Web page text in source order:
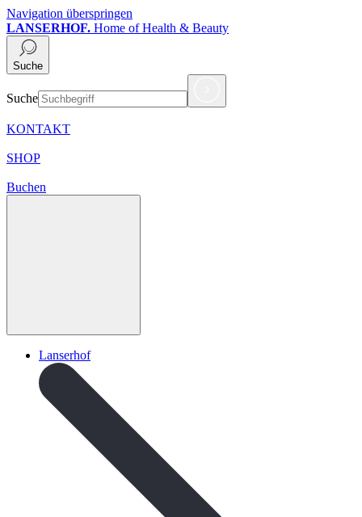
Navigation überspringen
LANSERHOF. Home of Health & Beauty
Suche
Suche
KONTAKT
SHOP
Buchen
Lanserhof